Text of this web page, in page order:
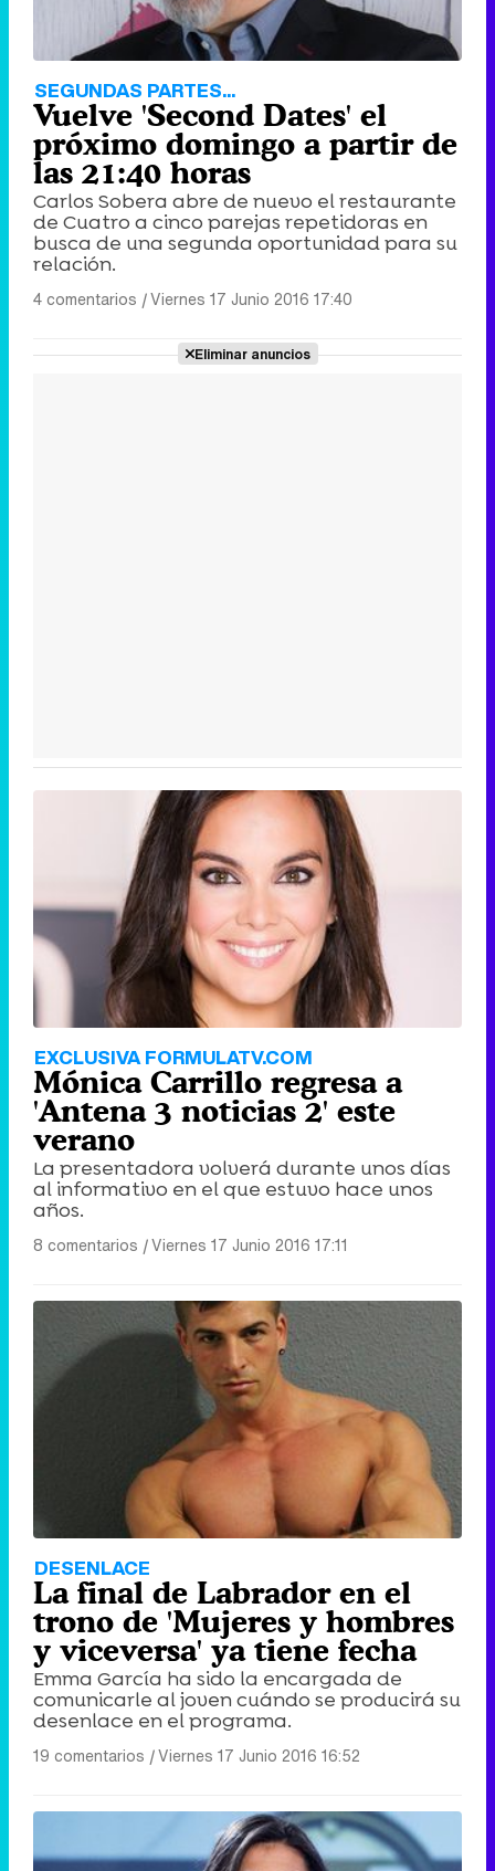
SEGUNDAS PARTES...
Vuelve 'Second Dates' el
próximo domingo a partir de
las 21:40 horas
Carlos Sobera abre de nuevo el restaurante
de Cuatro a cinco parejas repetidoras en
busca de una segunda oportunidad para su
relación.
4 comentarios |Viernes 17 Junio 2016 17:40
Eliminar anuncios
EXCLUSIVA FORMULATV.COM
Mónica Carrillo regresa a
'Antena 3 noticias 2' este
verano
La presentadora volverá durante unos días
al informativo en el que estuvo hace unos
años.
8 comentarios |Viernes 17 Junio 2016 17:11
DESENLACE
La final de Labrador en el
trono de 'Mujeres y hombres
y viceversa' ya tiene fecha
Emma García ha sido la encargada de
comunicarle al joven cuándo se producirá su
desenlace en el programa.
19 comentarios |Viernes 17 Junio 2016 16:52